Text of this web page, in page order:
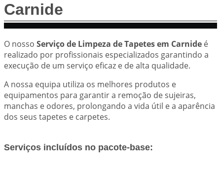
Carnide
O nosso Serviço de Limpeza de Tapetes em Carnide é
realizado por profissionais especializados garantindo a
execução de um serviço eficaz e de alta qualidade.
A nossa equipa utiliza os melhores produtos e
equipamentos para garantir a remoção de sujeiras,
manchas e odores, prolongando a vida útil e a aparência
dos seus tapetes e carpetes.
Serviços incluídos no pacote-base: